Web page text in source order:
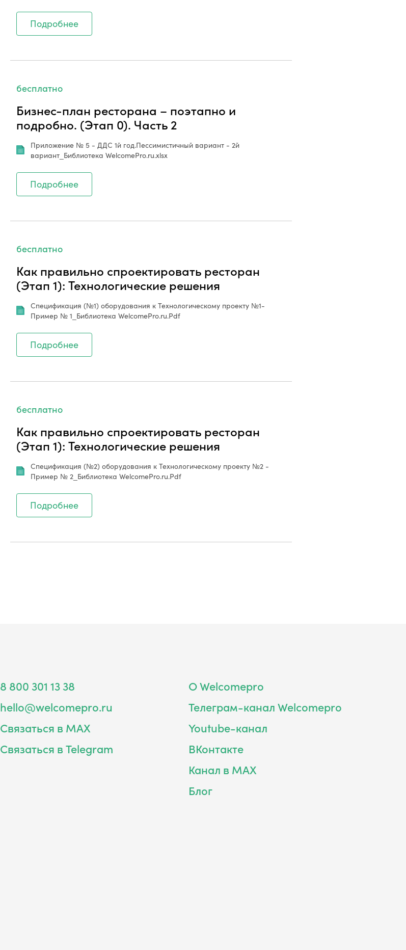
Подробнее
Бизнес-план ресторана – поэтапно и
подробно. (Этап 0). Часть 2
Приложение № 5 - ДДС 1й год.Пессимистичный вариант - 2й
вариант_Библиотека WelcomePro.ru.xlsx
Подробнее
бесплатно
Как правильно спроектировать ресторан
(Этап 1): Технологические решения
Спецификация (№1) оборудования к Технологическому проекту №1-
Пример № 1_Библиотека WelcomePro.ru.Pdf
Подробнее
бесплатно
Как правильно спроектировать ресторан
(Этап 1): Технологические решения
Спецификация (№2) оборудования к Технологическому проекту №2 -
Пример № 2_Библиотека WelcomePro.ru.Pdf
Подробнее
бесплатно
8 800 301 13 38
hello@welcomepro.ru
Связаться в MAX
Связаться в Telegram
О Welcomepro
Телеграм-канал Welcomepro
Youtube-канал
ВКонтакте
Канал в MAX
Блог